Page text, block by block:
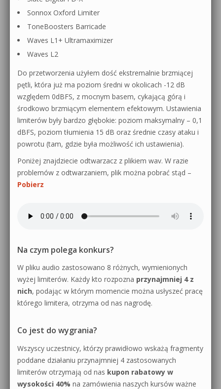
Sonnox Oxford Limiter
ToneBoosters Barricade
Waves L1+ Ultramaximizer
Waves L2
Do przetworzenia użyłem dość ekstremalnie brzmiącej
pętli, która już ma poziom średni w okolicach -12 dB
względem 0dBFS, z mocnym basem, cykającą górą i
środkowo brzmiącym elementem efektowym. Ustawienia
limiterów były bardzo głębokie: poziom maksymalny – 0,1
dBFS, poziom tłumienia 15 dB oraz średnie czasy ataku i
powrotu (tam, gdzie była możliwość ich ustawienia).
Poniżej znajdziecie odtwarzacz z plikiem wav. W razie
problemów z odtwarzaniem, plik można pobrać stąd –
Pobierz
Na czym polega konkurs?
W pliku audio zastosowano 8 różnych, wymienionych
wyżej limiterów. Każdy kto rozpozna przynajmniej 4 z
nich, podając w którym momencie można usłyszeć pracę
którego limitera, otrzyma od nas nagrodę.
Co jest do wygrania?
Wszyscy uczestnicy, którzy prawidłowo wskażą fragmenty
poddane działaniu przynajmniej 4 zastosowanych
limiterów otrzymają od nas kupon rabatowy w
wysokości 40% na zamówienia naszych kursów ważne